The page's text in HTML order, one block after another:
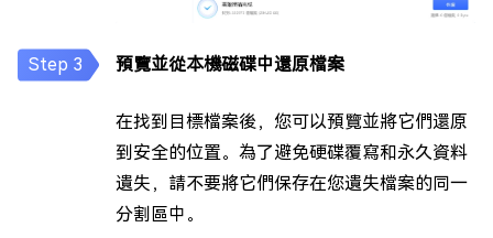
預覽並從本機磁碟中還原檔案
在找到目標檔案後，您可以預覽並將它們還原
到安全的位置。為了避免硬碟覆寫和永久資料
遺失，請不要將它們保存在您遺失檔案的同一
分割區中。